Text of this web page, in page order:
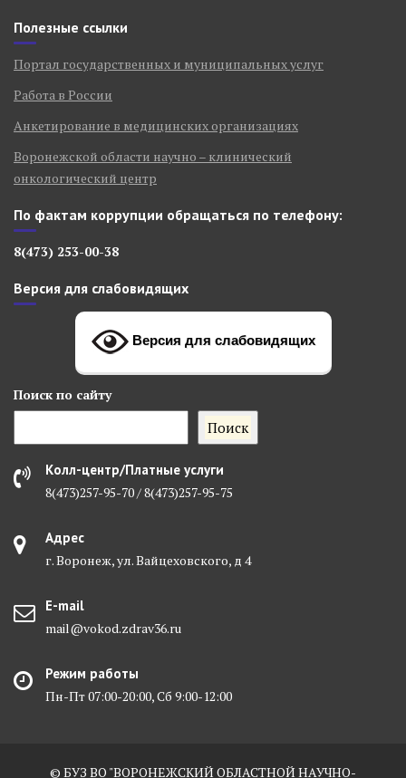
Полезные ссылки
Портал государственных и муниципальных услуг
Работа в России
Анкетирование в медицинских организациях
Воронежской области научно – клинический
онкологический центр
По фактам коррупции обращаться по телефону:
8(473) 253-00-38
Версия для слабовидящих
Версия для слабовидящих
Поиск по сайту
Поиск
Колл-центр/Платные услуги
8(473)257-95-70 / 8(473)257-95-75
Адрес
г. Воронеж, ул. Вайцеховского, д 4
E-mail
mail@vokod.zdrav36.ru
Режим работы
Пн-Пт 07:00-20:00, Сб 9:00-12:00
© БУЗ ВО "ВОРОНЕЖСКИЙ ОБЛАСТНОЙ НАУЧНО-